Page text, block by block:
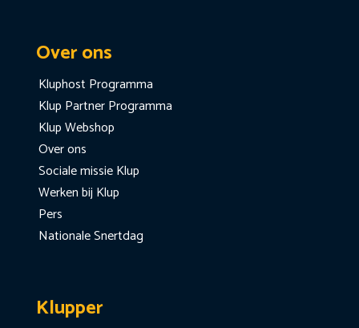
Over ons
Kluphost Programma
Klup Partner Programma
Klup Webshop
Over ons
Sociale missie Klup
Werken bij Klup
Pers
Nationale Snertdag
Klupper